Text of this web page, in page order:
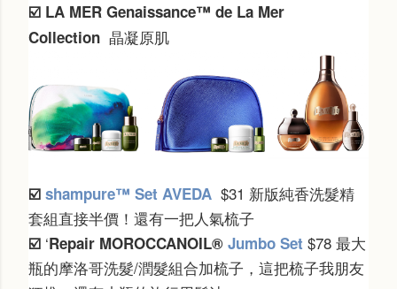
☑️ LA MER Genaissance™ de La Mer
Collection 晶凝原肌
☑️ shampure™ Set AVEDA $31 新版純香洗髮精
套組直接半價！還有一把人氣梳子
☑️ ‘Repair MOROCCANOIL® Jumbo Set $78 最大
瓶的摩洛哥洗髮/潤髮組合加梳子，這把梳子我朋友